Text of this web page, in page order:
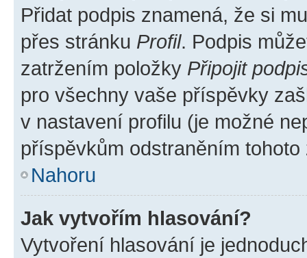
Přidat podpis znamená, že si
přes stránku Profil. Podpis
zatržením položky Připojit
pro všechny vaše příspěvky
v nastavení profilu (je možné
příspěvkům odstraněním
Nahoru
Jak vytvořím hlasování?
Vytvoření hlasování je